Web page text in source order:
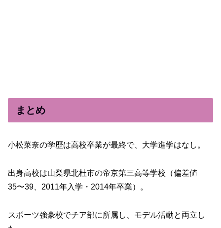
まとめ
小松菜奈の学歴は高校卒業が最終で、大学進学はなし。
出身高校は山梨県北杜市の帝京第三高等学校（偏差値
35〜39、2011年入学・2014年卒業）。
スポーツ強豪校でチア部に所属し、モデル活動と両立し